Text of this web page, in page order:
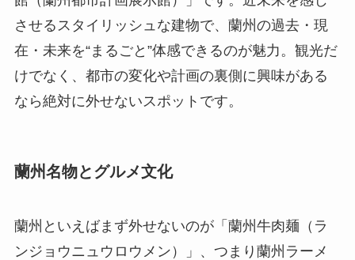
させるスタイリッシュな建物で、蘭州の過去・現
在・未来を“まるごと”体感できるのが魅力。観光だ
けでなく、都市の変化や計画の裏側に興味がある
なら絶対に外せないスポットです。
蘭州名物とグルメ文化
蘭州といえばまず外せないのが「蘭州牛肉麺（ラ
ンジョウニュウロウメン）」、つまり蘭州ラーメ